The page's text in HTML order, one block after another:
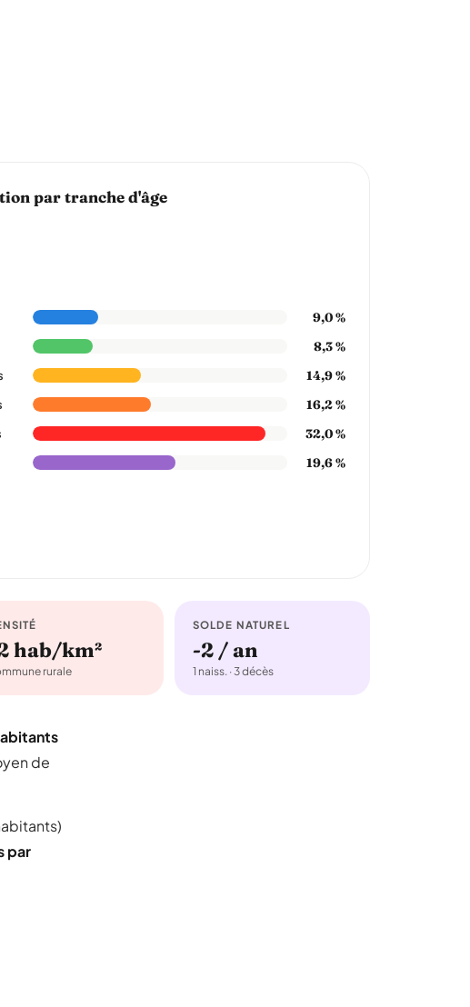
par tranche d'âge
9,0 %
8,3 %
14,9 %
16,2 %
32,0 %
19,6 %
hab/km²
rurale
SOLDE NATUREL
-2 / an
1 naiss. · 3 décès
de
par